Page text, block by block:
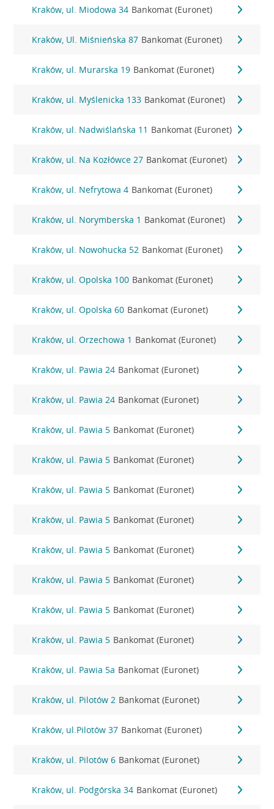
Kraków, ul. Miodowa 34 Bankomat (Euronet)
Kraków, Ul. Miśnieńska 87 Bankomat (Euronet)
Kraków, ul. Murarska 19 Bankomat (Euronet)
Kraków, ul. Myślenicka 133 Bankomat (Euronet)
Kraków, ul. Nadwiślańska 11 Bankomat (Euronet)
Kraków, ul. Na Kozłówce 27 Bankomat (Euronet)
Kraków, ul. Nefrytowa 4 Bankomat (Euronet)
Kraków, ul. Norymberska 1 Bankomat (Euronet)
Kraków, ul. Nowohucka 52 Bankomat (Euronet)
Kraków, ul. Opolska 100 Bankomat (Euronet)
Kraków, ul. Opolska 60 Bankomat (Euronet)
Kraków, ul. Orzechowa 1 Bankomat (Euronet)
Kraków, ul. Pawia 24 Bankomat (Euronet)
Kraków, ul. Pawia 24 Bankomat (Euronet)
Kraków, ul. Pawia 5 Bankomat (Euronet)
Kraków, ul. Pawia 5 Bankomat (Euronet)
Kraków, ul. Pawia 5 Bankomat (Euronet)
Kraków, ul. Pawia 5 Bankomat (Euronet)
Kraków, ul. Pawia 5 Bankomat (Euronet)
Kraków, ul. Pawia 5 Bankomat (Euronet)
Kraków, ul. Pawia 5 Bankomat (Euronet)
Kraków, ul. Pawia 5 Bankomat (Euronet)
Kraków, ul. Pawia 5a Bankomat (Euronet)
Kraków, ul. Pilotów 2 Bankomat (Euronet)
Kraków, ul.Pilotów 37 Bankomat (Euronet)
Kraków, ul. Pilotów 6 Bankomat (Euronet)
Kraków, ul. Podgórska 34 Bankomat (Euronet)